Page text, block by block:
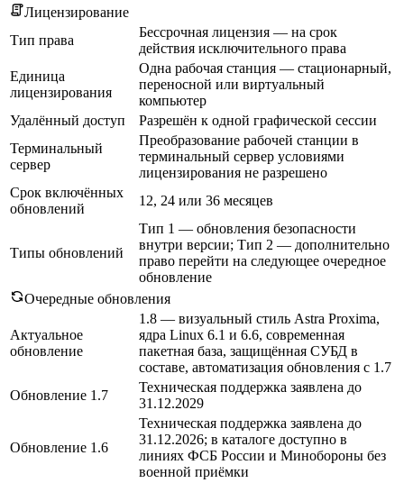
Лицензирование
Тип права
Бессрочная лицензия — на срок
действия исключительного права
Единица
лицензирования
Одна рабочая станция — стационарный,
переносной или виртуальный
компьютер
Удалённый доступ
Разрешён к одной графической сессии
Терминальный
сервер
Преобразование рабочей станции в
терминальный сервер условиями
лицензирования не разрешено
Срок включённых
обновлений
12, 24 или 36 месяцев
Типы обновлений
Тип 1 — обновления безопасности
внутри версии; Тип 2 — дополнительно
право перейти на следующее очередное
обновление
Очередные обновления
Актуальное
обновление
1.8 — визуальный стиль Astra Proxima,
ядра Linux 6.1 и 6.6, современная
пакетная база, защищённая СУБД в
составе, автоматизация обновления с 1.7
Обновление 1.7
Техническая поддержка заявлена до
31.12.2029
Обновление 1.6
Техническая поддержка заявлена до
31.12.2026; в каталоге доступно в
линиях ФСБ России и Минобороны без
военной приёмки